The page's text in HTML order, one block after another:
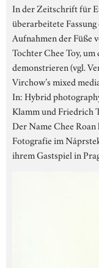
In der Zeitschrift für
überarbeitete
Aufnahmen der Füße
Tochter Chee Toy,
demonstrieren (vgl.
Virchow’s mixed
In: Hybrid
Klamm und Friedrich
Der Name Chee
Fotografie im
ihrem Gastspiel in